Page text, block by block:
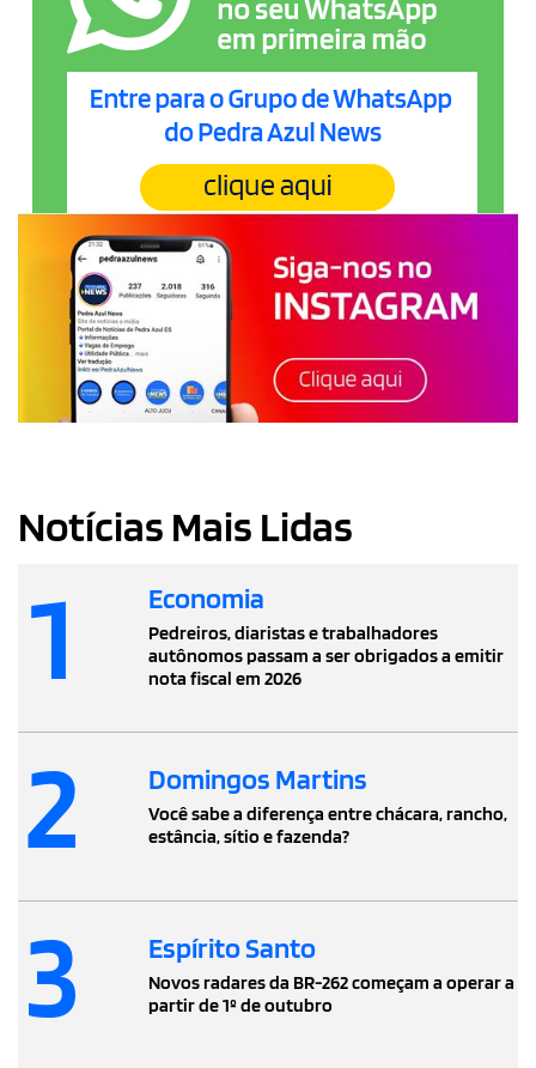
Notícias Mais Lidas
1 Economia
Pedreiros, diaristas e trabalhadores
autônomos passam a ser obrigados a emitir
nota fiscal em 2026
2 Domingos Martins
Você sabe a diferença entre chácara, rancho,
estância, sítio e fazenda?
3 Espírito Santo
Novos radares da BR-262 começam a operar a
partir de 1º de outubro